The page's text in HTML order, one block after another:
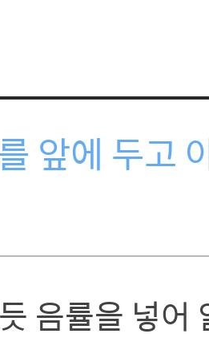
앞에 두고
음률을 넣어